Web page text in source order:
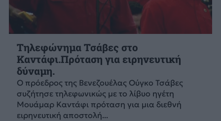
Τηλεφώνημα Τσάβες στο
Καντάφι.Πρόταση για ειρηνευτική
δύναμη.
Ο πρόεδρος της Βενεζουέλας Ούγκο Τσάβες
συζήτησε τηλεφωνικώς με το λίβυο ηγέτη
Μουάμαρ Καντάφι πρόταση για μια διεθνή
ειρηνευτική αποστολή...